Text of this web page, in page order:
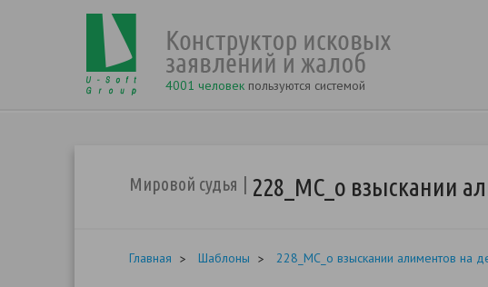
4001 человек пользуются системой
Мировой судья 228_МС_о взыскании
Главная Шаблоны 228_МС_о взыскании алиментов на